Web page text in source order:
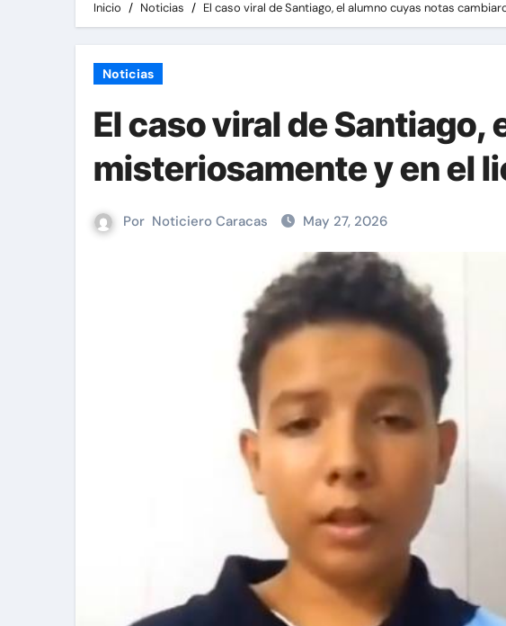
Inicio Noticias El caso viral de Santiago, el alumno cuyas notas
Noticias
El caso viral de
misteriosamente y en el
Por Noticiero Caracas May 27, 2026